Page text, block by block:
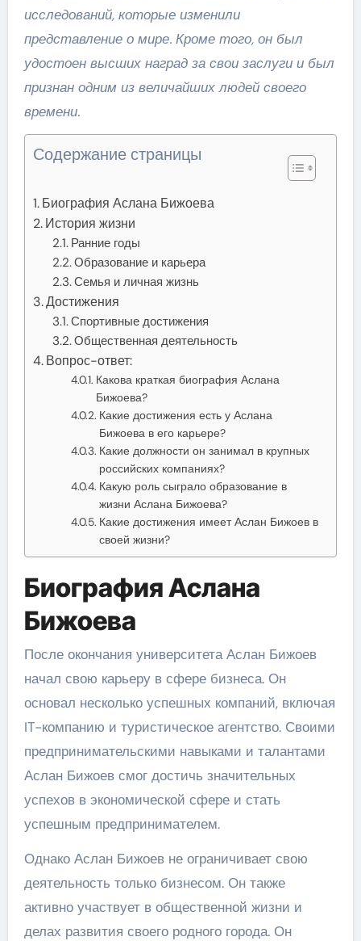
исследований, которые изменили
представление о мире. Кроме того, он был
удостоен высших наград за свои заслуги и был
признан одним из величайших людей своего
времени.
Содержание страницы
Биография Аслана Бижоева
История жизни
Ранние годы
Образование и карьера
Семья и личная жизнь
Достижения
Спортивные достижения
Общественная деятельность
Вопрос-ответ:
Какова краткая биография Аслана
Бижоева?
Какие достижения есть у Аслана
Бижоева в его карьере?
Какие должности он занимал в крупных
российских компаниях?
Какую роль сыграло образование в
жизни Аслана Бижоева?
Какие достижения имеет Аслан Бижоев в
своей жизни?
Биография Аслана
Бижоева
После окончания университета Аслан Бижоев
начал свою карьеру в сфере бизнеса. Он
основал несколько успешных компаний, включая
IT-компанию и туристическое агентство. Своими
предпринимательскими навыками и талантами
Аслан Бижоев смог достичь значительных
успехов в экономической сфере и стать
успешным предпринимателем.
Однако Аслан Бижоев не ограничивает свою
деятельность только бизнесом. Он также
активно участвует в общественной жизни и
делах развития своего родного города. Он